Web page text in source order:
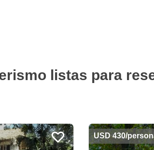
listas para
USD 430/